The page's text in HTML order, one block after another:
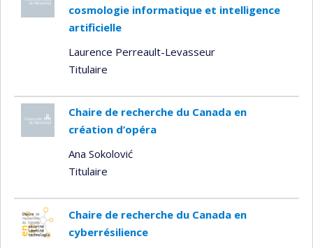
cosmologie informatique et intelligence
artificielle
Laurence Perreault-Levasseur
Titulaire
Chaire de recherche du Canada en
création d’opéra
Ana Sokolović
Titulaire
Chaire de recherche du Canada en
cyberrésilience